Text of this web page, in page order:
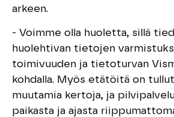
arkeen.
- Voimme olla huoletta, sillä
huolehtivan tietojen
toimivuuden ja tietoturvan
kohdalla. Myös etätöitä on
muutamia kertoja, ja
paikasta ja ajasta